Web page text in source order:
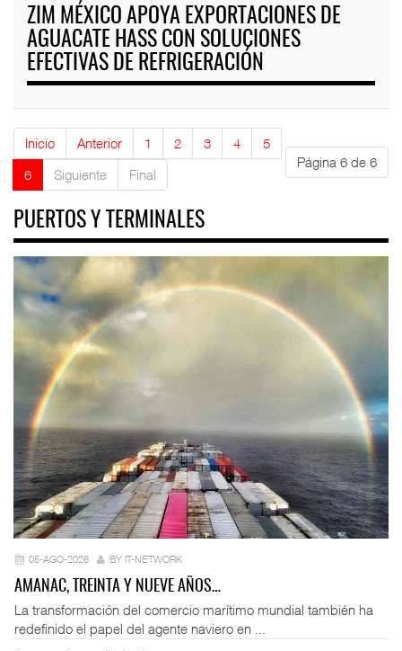
ZIM MÉXICO APOYA EXPORTACIONES DE
AGUACATE HASS CON SOLUCIONES
EFECTIVAS DE REFRIGERACIÓN
Página 6 de 6
Inicio Anterior 1 2 3 4
5
6
Siguiente Final
PUERTOS Y TERMINALES
05-AGO-2026 BY IT-NETWORK
AMANAC, TREINTA Y NUEVE AÑOS…
La transformación del comercio marítimo mundial también ha
redefinido el papel del agente naviero en ...